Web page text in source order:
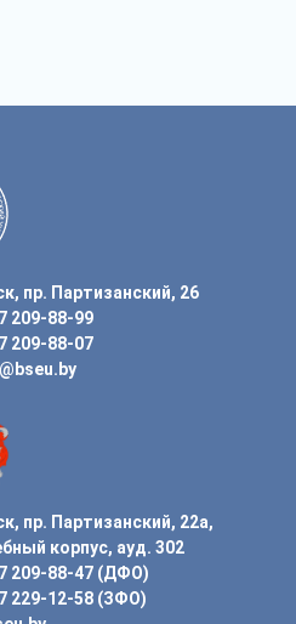
пр. Партизанский, 26
209-88-99
209-88-07
пр. Партизанский, 22а,
корпус, ауд. 302
209-88-47 (ДФО)
229-12-58 (ЗФО)